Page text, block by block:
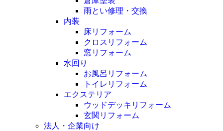
雨とい修理・交換
内装
床リフォーム
クロスリフォーム
窓リフォーム
水回り
お風呂リフォーム
トイレリフォーム
エクステリア
ウッドデッキリフォーム
玄関リフォーム
法人・企業向け